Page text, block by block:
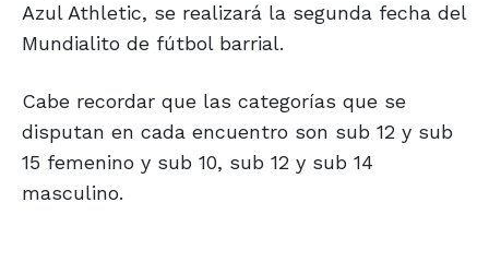
Azul Athletic, se realizará la segunda fecha del
Mundialito de fútbol barrial.
Cabe recordar que las categorías que se
disputan en cada encuentro son sub 12 y sub
15 femenino y sub 10, sub 12 y sub 14
masculino.